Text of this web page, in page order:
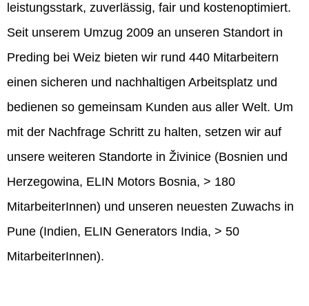
leistungsstark, zuverlässig, fair und kostenoptimiert.
Seit unserem Umzug 2009 an unseren Standort in
Preding bei Weiz bieten wir rund 440 Mitarbeitern
einen sicheren und nachhaltigen Arbeitsplatz und
bedienen so gemeinsam Kunden aus aller Welt. Um
mit der Nachfrage Schritt zu halten, setzen wir auf
unsere weiteren Standorte in Živinice (Bosnien und
Herzegowina, ELIN Motors Bosnia, > 180
MitarbeiterInnen) und unseren neuesten Zuwachs in
Pune (Indien, ELIN Generators India, > 50
MitarbeiterInnen).